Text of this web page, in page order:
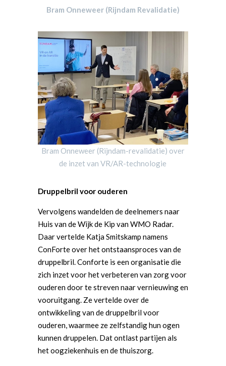
Bram Onneweer (Rijndam Revalidatie)
Bram Onneweer (Rijndam-revalidatie) over
de inzet van VR/AR-technologie
Druppelbril voor ouderen
Vervolgens wandelden de deelnemers naar
Huis van de Wijk de Kip van WMO Radar.
Daar vertelde Katja Smitskamp namens
ConForte over het ontstaansproces van de
druppelbril. Conforte is een organisatie die
zich inzet voor het verbeteren van zorg voor
ouderen door te streven naar vernieuwing en
vooruitgang. Ze vertelde over de
ontwikkeling van de druppelbril voor
ouderen, waarmee ze zelfstandig hun ogen
kunnen druppelen. Dat ontlast partijen als
het oogziekenhuis en de thuiszorg.